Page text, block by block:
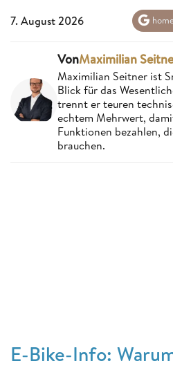
7. August 2026
VonMaximilian
Maximilian Seitner ist
Blick für das
trennt er teuren
echtem Mehrwert,
Funktionen bezahlen,
brauchen.
E-Bike-Info: